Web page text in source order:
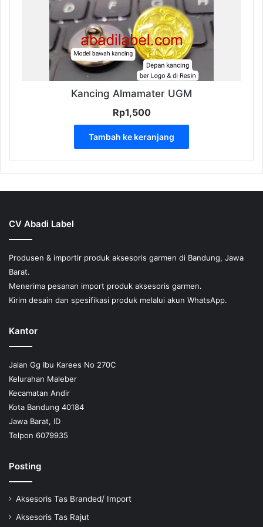
Kancing Almamater UGM
Rp1,500
Tambah ke keranjang
CV Abadi Label
Produsen & importir produk aksesoris garmen di Bandung, Jawa
Barat.
Menerima pesanan import produk aksesoris garmen.
Kirim desain dan spesifikasi produk melalui akun WhatsApp.
Kantor
Jalan Gg Ibu Karees No 270C
Kelurahan Maleber
Kecamatan Andir
Kota Bandung 40184
Jawa Barat, ID
Telpon 6079935
Posting
Aksesoris Tas Branded/ Import
Aksesoris Tas Rajut